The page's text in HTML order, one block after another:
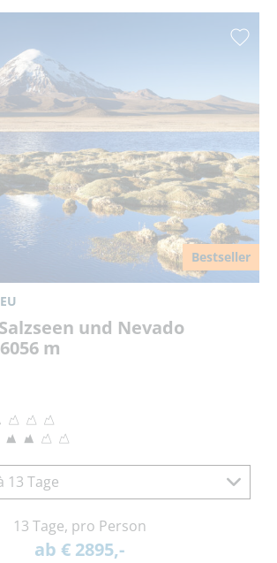
Bestseller
und Nevado
m
13 Tage
13 Tage, pro Person
ab € 2895,-